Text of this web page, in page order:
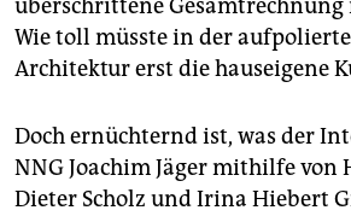
epaper login
überschrittene
Wie toll müsste in der
Architektur erst die hauseigene
Doch ernüchternd ist, was der
NNG Joachim Jäger mithilfe von
Dieter Scholz und Irina Hiebert